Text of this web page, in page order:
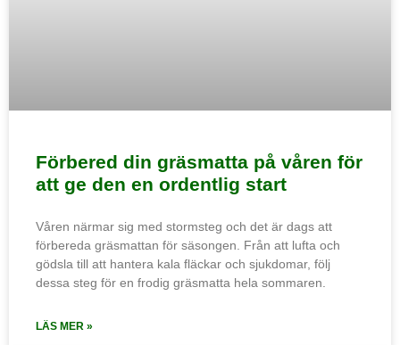
Förbered din gräsmatta på våren för
att ge den en ordentlig start
Våren närmar sig med stormsteg och det är dags att
förbereda gräsmattan för säsongen. Från att lufta och
gödsla till att hantera kala fläckar och sjukdomar, följ
dessa steg för en frodig gräsmatta hela sommaren.
LÄS MER »